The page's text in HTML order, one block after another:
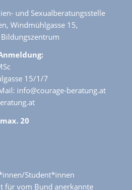
und Sexualberatungsstelle
Windmühlgasse 15,
15/1/7
info@courage-beratung.at
20
Student*innen
für vom Bund anerkannte